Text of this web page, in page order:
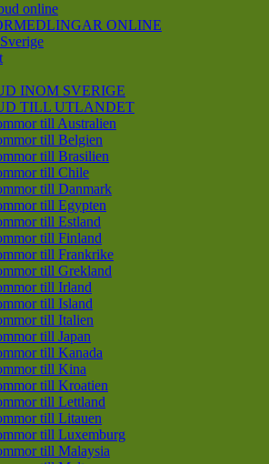
online
ONLINE
INOM SVERIGE
TILL UTLANDET
till Australien
till Belgien
till Brasilien
till Chile
till Danmark
till Egypten
till Estland
till Finland
till Frankrike
till Grekland
till Irland
till Island
till Italien
till Japan
till Kanada
till Kina
till Kroatien
till Lettland
till Litauen
till Luxemburg
till Malaysia